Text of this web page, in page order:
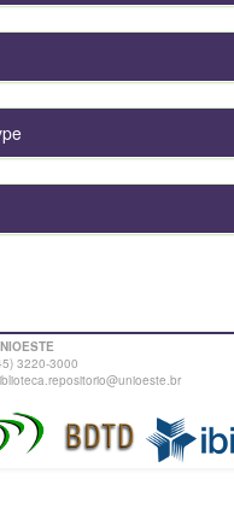
3220-3000